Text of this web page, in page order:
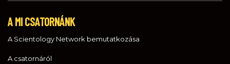
A MI CSATORNÁNK
A Scientology Network bemutatkozása
A csatornáról